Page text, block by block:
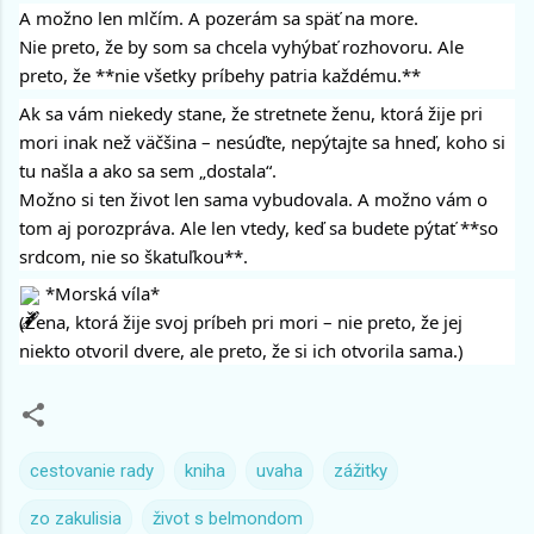
A možno len mlčím. A pozerám sa späť na more.
Nie preto, že by som sa chcela vyhýbať rozhovoru. Ale
preto, že **nie všetky príbehy patria každému.**
Ak sa vám niekedy stane, že stretnete ženu, ktorá žije pri
mori inak než väčšina – nesúďte, nepýtajte sa hneď, koho si
tu našla a ako sa sem „dostala“.
Možno si ten život len sama vybudovala. A možno vám o
tom aj porozpráva. Ale len vtedy, keď sa budete pýtať **so
srdcom, nie so škatuľkou**.
*Morská víla*
(Žena, ktorá žije svoj príbeh pri mori – nie preto, že jej
niekto otvoril dvere, ale preto, že si ich otvorila sama.)
cestovanie rady kniha uvaha zážitky
zo zakulisia život s belmondom